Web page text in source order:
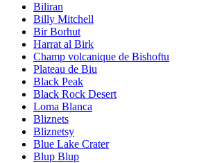
Biliran
Billy Mitchell
Bir Borhut
Harrat al Birk
Champ volcanique de Bishoftu
Plateau de Biu
Black Peak
Black Rock Desert
Loma Blanca
Bliznets
Bliznetsy
Blue Lake Crater
Blup Blup